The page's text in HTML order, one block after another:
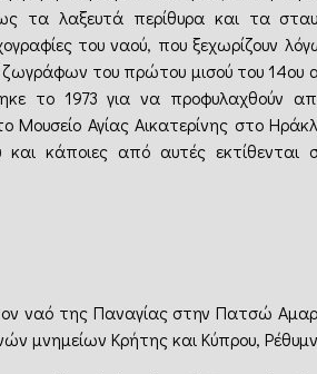
τα λαξευτά περίθυρα και τα
του ναού, που ξεχωρίζουν
ζωγράφων του πρώτου μισού του
το 1973 για να προφυλαχθούν
Μουσείο Αγίας Αικατερίνης στο
και κάποιες από αυτές
ναό της Παναγίας στην Πατσώ
μνημείων Κρήτης και Κύπρου,